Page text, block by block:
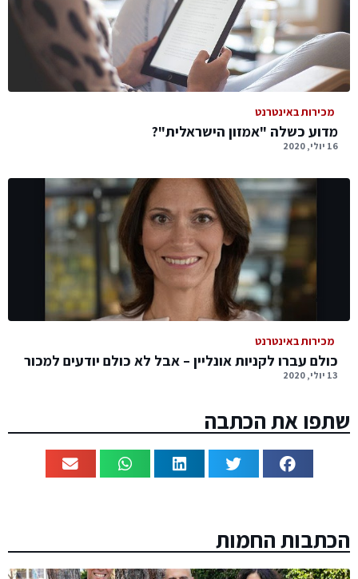
מכירות באינטרנט
מדוע כשלה "אמזון הישראלית"?
16 יולי, 2020
מכירות באינטרנט
כולם עברו לקניות אונליין – אבל לא כולם יודעים למכור
13 יולי, 2020
שתפו את הכתבה
הכתבות החמות